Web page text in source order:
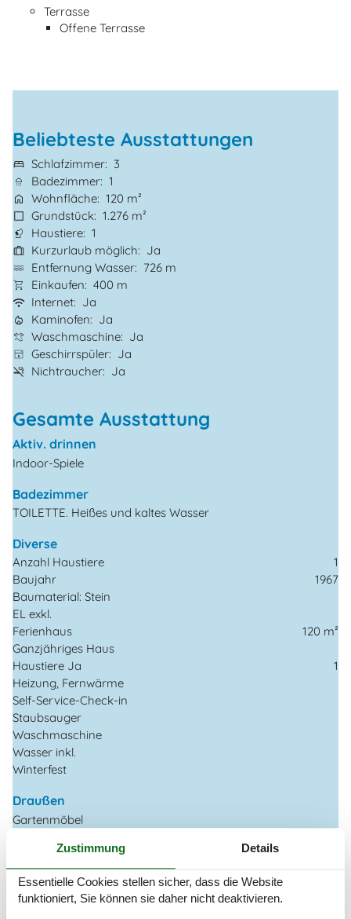
Terrasse
Offene Terrasse
Beliebteste Ausstattungen
Schlafzimmer
3
Badezimmer 1
Wohnfläche 120 m²
Grundstück
1.276 m²
Haustiere 1
Kurzurlaub möglich
Ja
Entfernung Wasser
726 m
Einkaufen
400 m
Internet
Ja
Kaminofen
Ja
Waschmaschine
Ja
Geschirrspüler
Ja
Nichtraucher
Ja
Gesamte Ausstattung
Aktiv. drinnen
Indoor-Spiele
Badezimmer
TOILETTE. Heißes und kaltes Wasser
Diverse
Anzahl Haustiere
1
Baujahr
1967
Baumaterial: Stein
EL exkl.
Ferienhaus
120 m²
Ganzjähriges Haus
Haustiere Ja
1
Heizung, Fernwärme
Self-Service-Check-in
Staubsauger
Waschmaschine
Wasser inkl.
Winterfest
Draußen
Gartenmöbel
Kostenloser Parkplatz auf dem Gelände
Kugelgrill
Landschaftsgarten
Offenes Gelände
Zustimmung Details
Essentielle Cookies stellen sicher, dass die Website
funktioniert, Sie können sie daher nicht deaktivieren.